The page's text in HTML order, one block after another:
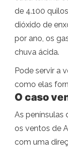
de 4.100
dióxido de
por ano, os
chuva ácida.
Pode servir a
como elas
O caso
As penínsulas
os ventos de
com uma